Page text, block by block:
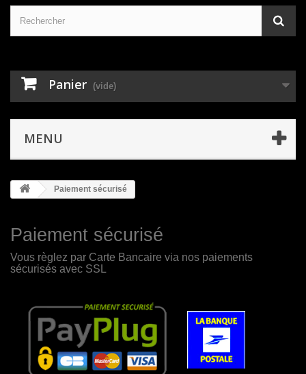
Panier (vide)
MENU
Paiement sécurisé
Paiement sécurisé
Vous règlez par Carte Bancaire via nos paiements
sécurisés avec SSL